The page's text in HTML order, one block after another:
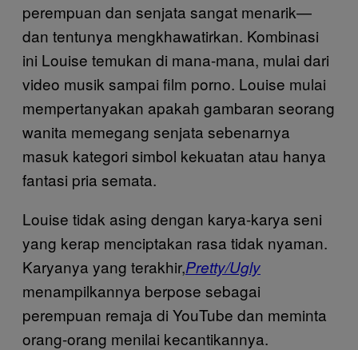
perempuan dan senjata sangat menarik—
dan tentunya mengkhawatirkan. Kombinasi
ini Louise temukan di mana-mana, mulai dari
video musik sampai film porno. Louise mulai
mempertanyakan apakah gambaran seorang
wanita memegang senjata sebenarnya
masuk kategori simbol kekuatan atau hanya
fantasi pria semata.
Louise tidak asing dengan karya-karya seni
yang kerap menciptakan rasa tidak nyaman.
Karyanya yang terakhir,Pretty/Ugly
menampilkannya berpose sebagai
perempuan remaja di YouTube dan meminta
orang-orang menilai kecantikannya.